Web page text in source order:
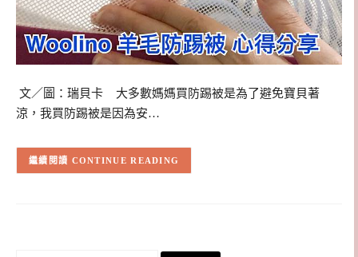
文／圖：瑞貝卡 大多數媽媽買防踢被是為了避免寶貝著
涼，我買防踢被是因為安…
CONTINUE READING